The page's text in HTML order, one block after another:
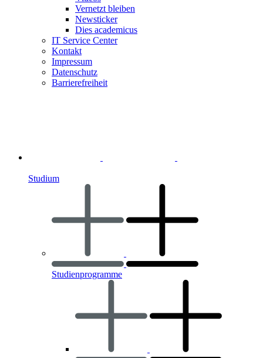
Vernetzt bleiben
Newsticker
Dies academicus
IT Service Center
Kontakt
Impressum
Datenschutz
Barrierefreiheit
Studium
Studienprogramme